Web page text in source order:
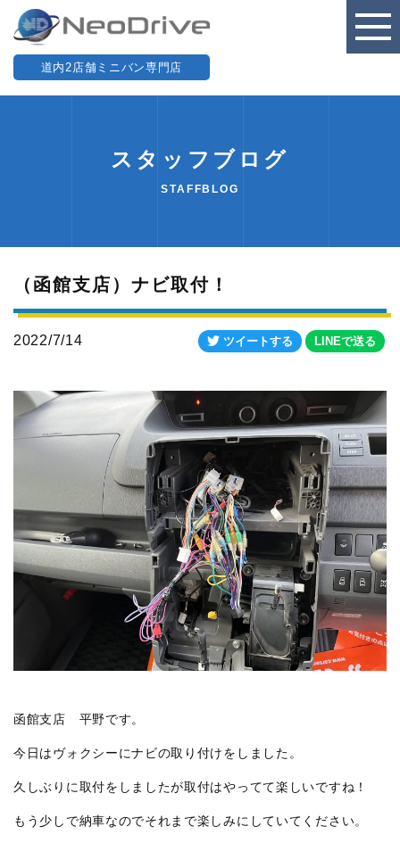
道内2店舗ミニバン専門店
スタッフブログ
STAFFBLOG
（函館支店）ナビ取付！
2022/7/14 ツイートする LINEで送る
函館支店 平野です。
今日はヴォクシーにナビの取り付けをしました。
久しぶりに取付をしましたが取付はやってて楽しいですね！
もう少しで納車なのでそれまで楽しみにしていてください。